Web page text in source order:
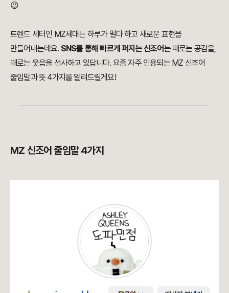
😉
트렌드 세터인 MZ세대는 하루가 멀다 하고 새로운 표현을
만들어내는데요. SNS를 통해 빠르게 퍼지는 신조어는 때로는 공감을,
때로는 웃음을 선사하고 있답니다. 요즘 자주 인용되는 MZ 신조어
줄임말과 뜻 4가지를 알려드릴게요!
MZ 신조어 줄임말 4가지